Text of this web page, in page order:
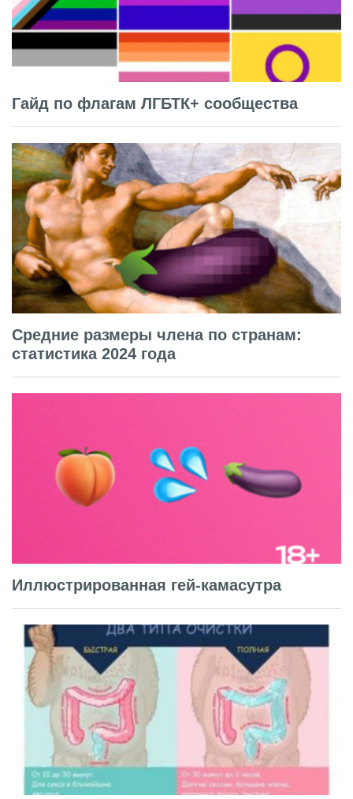
Гайд по флагам ЛГБТК+ сообщества
Средние размеры члена по странам:
статистика 2024 года
Иллюстрированная гей-камасутра